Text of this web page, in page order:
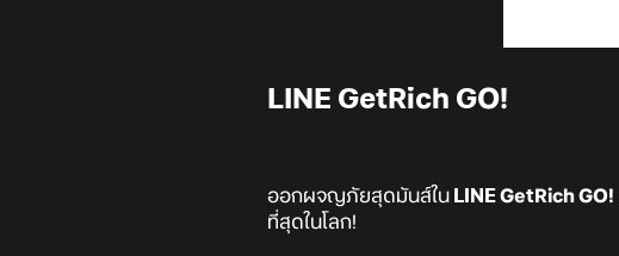
LINE GetRich GO!
ออกผจญภัยสุดมันส์ใน LINE GetRich GO!
ที่สุดในโลก!